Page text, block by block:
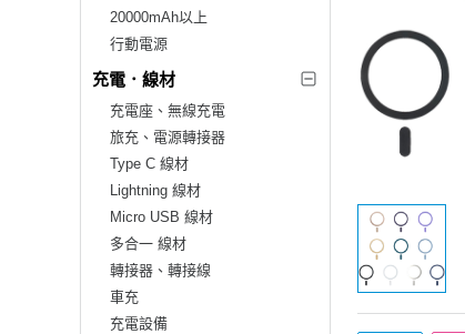
20000mAh以上
行動電源
充電．線材
充電座、無線充電
旅充、電源轉接器
Type C 線材
Lightning 線材
Micro USB 線材
多合一 線材
轉接器、轉接線
車充
充電設備